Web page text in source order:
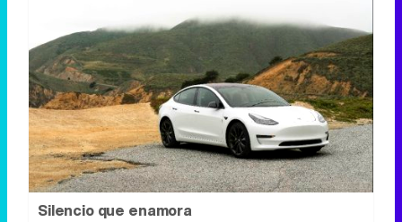
Silencio que enamora